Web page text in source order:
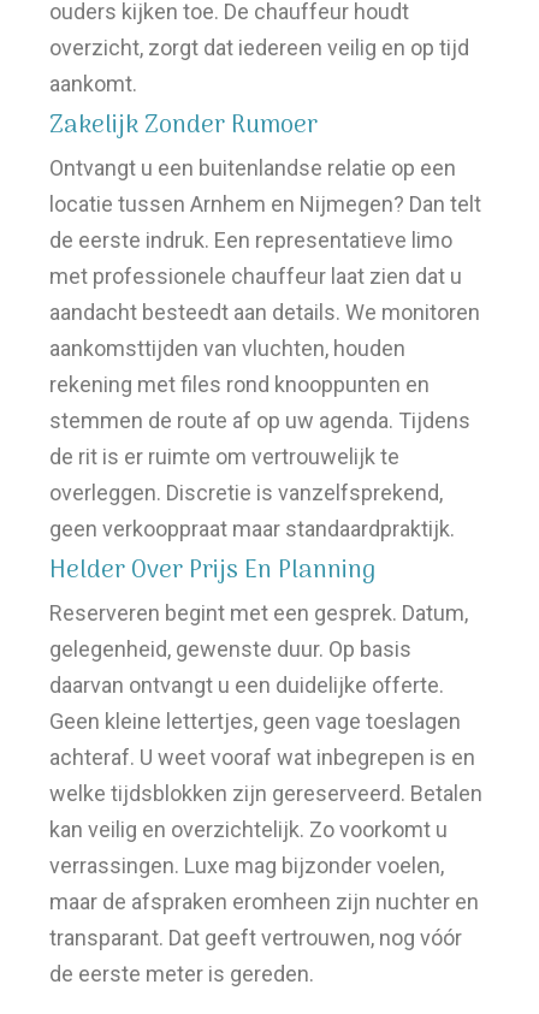
ouders kijken toe. De chauffeur houdt
overzicht, zorgt dat iedereen veilig en op tijd
aankomt.
Zakelijk Zonder Rumoer
Ontvangt u een buitenlandse relatie op een
locatie tussen Arnhem en Nijmegen? Dan telt
de eerste indruk. Een representatieve limo
met professionele chauffeur laat zien dat u
aandacht besteedt aan details. We monitoren
aankomsttijden van vluchten, houden
rekening met files rond knooppunten en
stemmen de route af op uw agenda. Tijdens
de rit is er ruimte om vertrouwelijk te
overleggen. Discretie is vanzelfsprekend,
geen verkooppraat maar standaardpraktijk.
Helder Over Prijs En Planning
Reserveren begint met een gesprek. Datum,
gelegenheid, gewenste duur. Op basis
daarvan ontvangt u een duidelijke offerte.
Geen kleine lettertjes, geen vage toeslagen
achteraf. U weet vooraf wat inbegrepen is en
welke tijdsblokken zijn gereserveerd. Betalen
kan veilig en overzichtelijk. Zo voorkomt u
verrassingen. Luxe mag bijzonder voelen,
maar de afspraken eromheen zijn nuchter en
transparant. Dat geeft vertrouwen, nog vóór
de eerste meter is gereden.